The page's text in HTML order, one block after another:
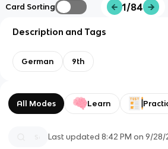
Card Sorting 1/84
Description and Tags
German 9th
All Modes Learn
Last updated8:42 PM on 9/28/